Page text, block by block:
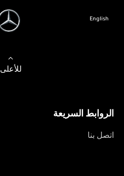
English
للأعلى
الروابط السريعة
اتصل بنا